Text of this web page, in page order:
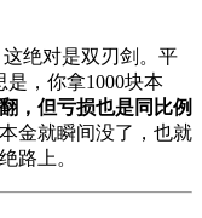
这绝对是双刃剑。平
是，你拿1000块本
，但亏损也是同比例
金就瞬间没了，也就
路上。